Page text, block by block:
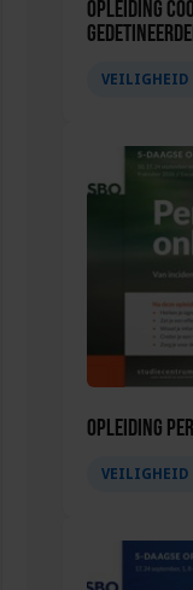
Opleiding
VEILIGHEID
Opleiding
VEILIGHEID